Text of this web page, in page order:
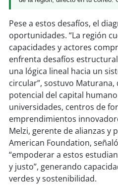
soypuertomontt
soychiloé
Pese a estos desafíos, el
oportunidades. “La región
capacidades y actores
enfrenta desafíos
una lógica lineal hacia un
circular”, sostuvo Maturana,
potencial del capital
universidades, centros de
emprendimientos
Melzi, gerente de alianzas y
American Foundation,
“empoderar a estos
y justo”, generando
verdes y sostenibilidad.